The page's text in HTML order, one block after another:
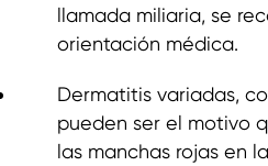
llamada miliaria, se
orientación médica.
Dermatitis variadas,
pueden ser el motivo
las manchas rojas en